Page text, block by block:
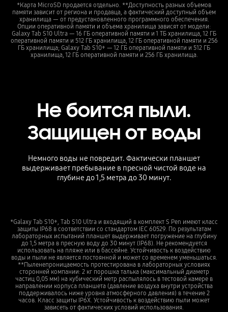
*Карта MicroSD продается отдельно. **Доступность разных объемов
памяти зависит от региона и продавца, а фактический доступный объем
хранилища — от предустановленного программного обеспечения.
Опции оперативной памяти и объема хранилища зависят от модели:
Galaxy Tab S10 Ultra — 16 ГБ оперативной памяти и 1 ТБ хранилища, 12 ГБ
оперативной памяти и 512 ГБ хранилища, 12 ГБ оперативной памяти и 256
ГБ хранилища; Galaxy Tab S10+ — 12 ГБ оперативной памяти и 512 ГБ
хранилища, 12 ГБ оперативной памяти и 256 ГБ хранилища.
Не боится пыли.
Защищен от воды
Немного воды не повредит. Фактически планшет
выдерживает пребывание в пресной чистой воде на
глубине до 1,5 метра до 30 минут.
*Galaxy Tab S10+, Tab S10 Ultra и входящий в комплект S Pen имеют класс
защиты IP68 в соответствии со стандартом IEC 60529. По результатам
лабораторных испытаний планшет выдерживает погружение на глубину
до 1,5 метра в пресную воду до 30 минут (IP68). Не рекомендуется
использовать на пляже или в бассейне. Устойчивость к воздействию
воды и пыли не является постоянной и может со временем уменьшаться.
**Пыленепроницаемость протестирована в лабораторных условиях
сторонней компании: 2 кг порошка талька (максимальный диаметр
частиц 0,05 мм) на кубический метр распылялось в тестовой камере в
направлении корпуса планшета (давление воздуха внутри устройства
поддерживалось ниже уровня атмосферного давления) в течение 2
часов. Класс защиты IP6X. Устойчивость к воздействию пыли может
зависеть от фактических условий использования.